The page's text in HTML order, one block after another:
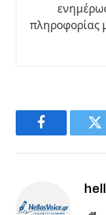
πληροφορίας
Facebook